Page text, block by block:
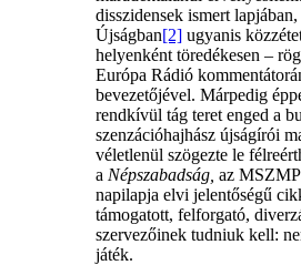
disszidensek ismert
Újságban[2] ugyanis
helyenként töredékesen –
Európa Rádió
bevezetőjével. Márpedig
rendkívül tág teret enged a
szenzációhajhász újságírói
véletlenül szögezte le
a Népszabadság, az
napilapja elvi jelentőségű
támogatott, felforgató,
szervezőinek tudniuk kell:
játék.